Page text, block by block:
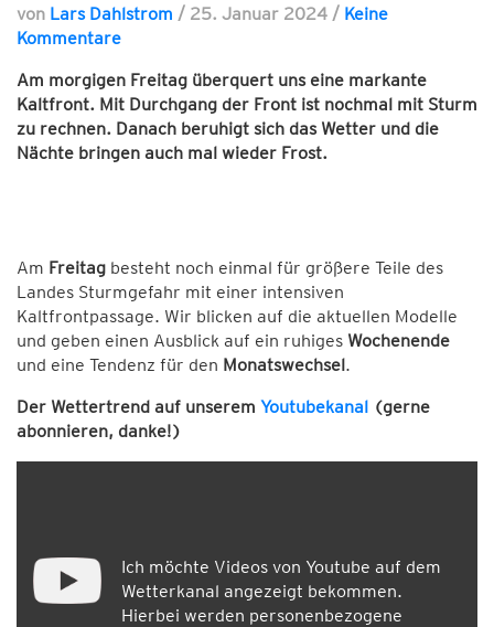
von Lars Dahlstrom / 25. Januar 2024 / Keine
Kommentare
Am morgigen Freitag überquert uns eine markante
Kaltfront. Mit Durchgang der Front ist nochmal mit Sturm
zu rechnen. Danach beruhigt sich das Wetter und die
Nächte bringen auch mal wieder Frost.
Am Freitag besteht noch einmal für größere Teile des
Landes Sturmgefahr mit einer intensiven
Kaltfrontpassage. Wir blicken auf die aktuellen Modelle
und geben einen Ausblick auf ein ruhiges Wochenende
und eine Tendenz für den Monatswechsel.
Der Wettertrend auf unserem Youtubekanal (gerne
abonnieren, danke!)
Ich möchte Videos von Youtube auf dem
Wetterkanal angezeigt bekommen.
Hierbei werden personenbezogene